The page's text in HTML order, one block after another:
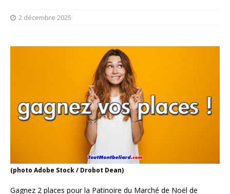
2 décembre 2025
(photo Adobe Stock / Drobot Dean)
Gagnez 2 places pour la Patinoire du Marché de Noël de